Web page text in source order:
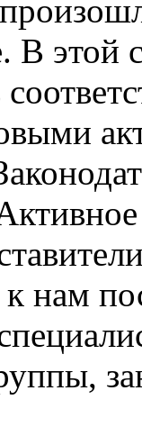
В
нам